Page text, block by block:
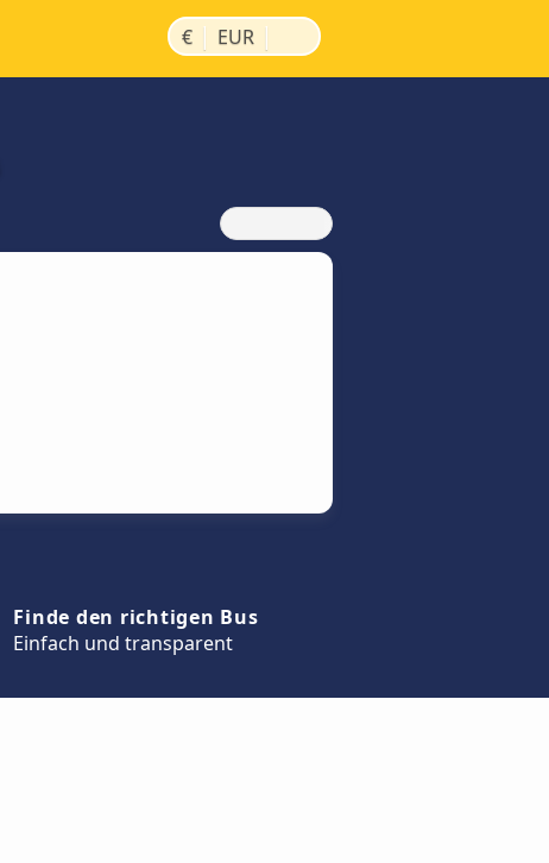
€ | EUR |
Finde den richtigen Bus
Einfach und transparent